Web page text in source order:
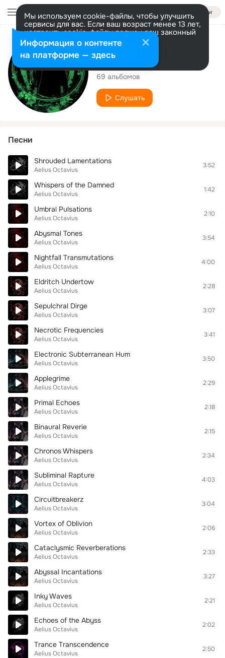
Войти
Мы используем cookie-файлы, чтобы улучшить
сервисы для вас. Если ваш возраст менее 13 лет,
настроить cookie-файлы должен ваш законный
представитель. Больше информации
Разрешить все Настроить
Исполнитель
Aelius Octavius
69 альбомов
Слушать
Песни
Shrouded Lamentations
Aelius Octavius
3:52
Whispers of the Damned
Aelius Octavius
1:42
Umbral Pulsations
Aelius Octavius
2:10
Abysmal Tones
Aelius Octavius
3:54
Nightfall Transmutations
Aelius Octavius
4:00
Eldritch Undertow
Aelius Octavius
2:28
Sepulchral Dirge
Aelius Octavius
3:07
Necrotic Frequencies
Aelius Octavius
3:41
Electronic Subterranean Hum
Aelius Octavius
3:50
Applegrime
Aelius Octavius
2:29
Primal Echoes
Aelius Octavius
2:18
Binaural Reverie
Aelius Octavius
2:15
Chronos Whispers
Aelius Octavius
2:34
Subliminal Rapture
Aelius Octavius
4:03
Circuitbreakerz
Aelius Octavius
3:04
Vortex of Oblivion
Aelius Octavius
2:06
Cataclysmic Reverberations
Aelius Octavius
2:33
Abyssal Incantations
Aelius Octavius
3:27
Inky Waves
Aelius Octavius
2:21
Echoes of the Abyss
Aelius Octavius
2:02
Trance Transcendence
Aelius Octavius
2:50
Информация о контенте
на платформе — здесь